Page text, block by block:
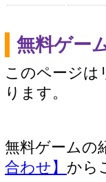
無料ゲー
このページは
ります。
無料ゲームの
合わせ】 から